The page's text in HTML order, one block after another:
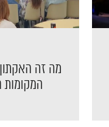
מה זה
המקומות